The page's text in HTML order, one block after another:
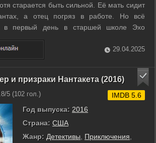
старается быть сильной. Её мать сидит
а отец погряз в работе. Но всё
в первый день в старшей школе Эхо
...
29.04.2025
и призраки Нантакета (2016)
5 (102 гол.)
Год выпуска: 2016
Страна: США
Жанр: Детективы, Приключения,
IMDB 5.6